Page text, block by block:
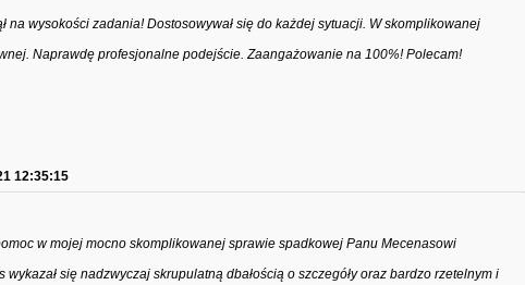
na wysokości zadania! Dostosowywał się do każdej sytuacji. W skomplikowanej
Naprawdę profesjonalne podejście. Zaangażowanie na 100%! Polecam!
12:35:15
w mojej mocno skomplikowanej sprawie spadkowej Panu Mecenasowi
się nadzwyczaj skrupulatną dbałością o szczegóły oraz bardzo rzetelnym i